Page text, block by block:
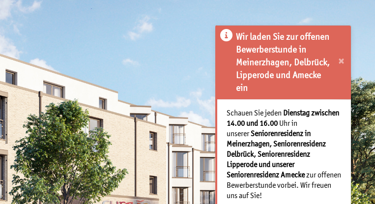
Wir laden Sie zur offenen
Bewerberstunde in
Meinerzhagen, Delbrück,
Lipperode und Amecke
ein
×
Schauen Sie jeden Dienstag zwischen
14.00 und 16.00 Uhr in
unsererSeniorenresidenz in
Meinerzhagen, Seniorenresidenz
Delbrück, Seniorenresidenz
Lipperode und unserer
Seniorenresidenz Ameckezur offenen
Bewerberstunde vorbei. Wir freuen
uns auf Sie!